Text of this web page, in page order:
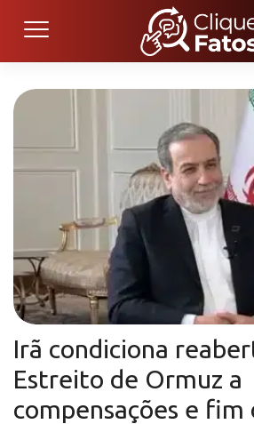
Irã condiciona
Estreito de Ormuz a
compensações e fim